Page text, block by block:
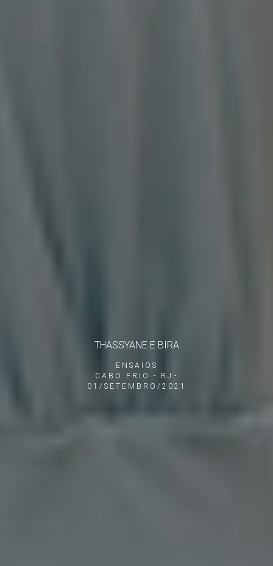
ENSAIOS
CABO FRIO - RJ
01/SETEMBRO/2021
THASSYANE E BIRA